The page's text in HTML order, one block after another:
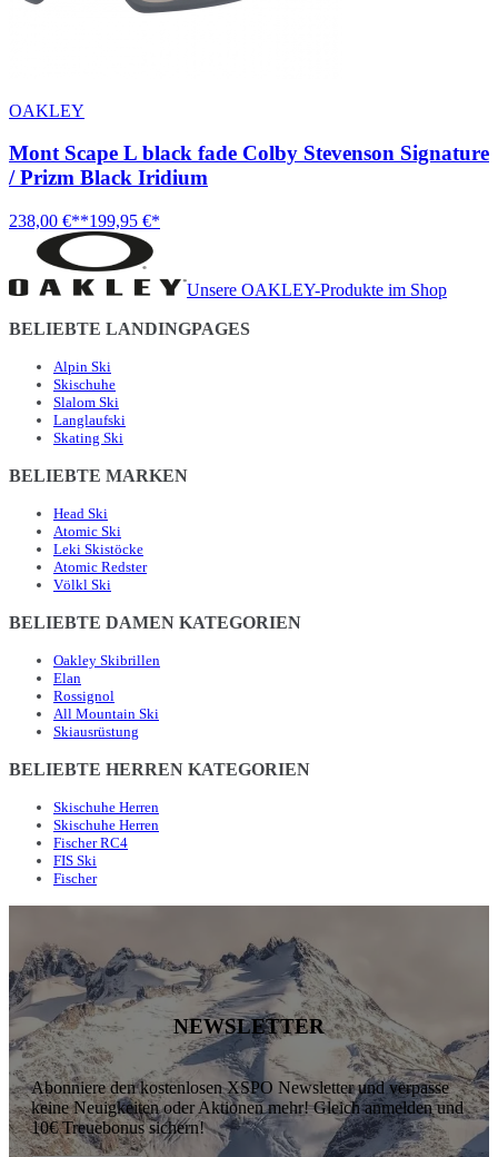
OAKLEY
Mont Scape L black fade Colby Stevenson Signature
/ Prizm Black Iridium
238,00 €**199,95 €*
Unsere OAKLEY-Produkte im Shop
BELIEBTE LANDINGPAGES
Alpin Ski
Skischuhe
Slalom Ski
Langlaufski
Skating Ski
BELIEBTE MARKEN
Head Ski
Atomic Ski
Leki Skistöcke
Atomic Redster
Völkl Ski
BELIEBTE DAMEN KATEGORIEN
Oakley Skibrillen
Elan
Rossignol
All Mountain Ski
Skiausrüstung
BELIEBTE HERREN KATEGORIEN
Skischuhe Herren
Skischuhe Herren
Fischer RC4
FIS Ski
Fischer
NEWSLETTER
Abonniere den kostenlosen XSPO Newsletter und verpasse
keine Neuigkeiten oder Aktionen mehr! Gleich anmelden und
10€ Treuebonus sichern!